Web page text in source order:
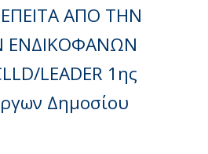
ΕΠΕΙΤΑ ΑΠΟ ΤΗΝ
ΕΝΔΙΚΟΦΑΝΩΝ
LEADER 1ης
Δημοσίου